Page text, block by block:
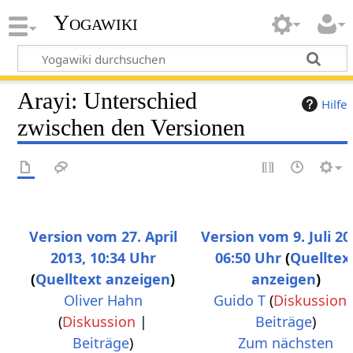
Yogawiki
Hilfe
Arayi: Unterschied
zwischen den Versionen
Version vom 27. April
2013, 10:34 Uhr
Quelltext anzeigen
Oliver Hahn
(Diskussion |
Beiträge)
Version vom 9. Juli
06:50 Uhr
anzeigen
Guido T (Diskussion
Beiträge)
Zum nächsten